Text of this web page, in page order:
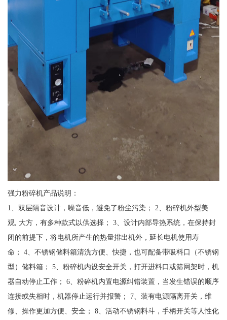
强力粉碎机产品说明：
1、双层隔音设计，噪音低，避免了粉尘污染； 2、粉碎机外型美
观, 大方，有多种款式以供选择； 3、设计内部导热系统，在保持封
闭的前提下，将电机所产生的热量排出机外，延长电机使用寿
命； 4、不锈钢储料箱清洗方便、快捷，也可配备带吸料口（不锈钢
型）储料箱； 5、粉碎机内设安全开关，打开进料口或筛网架时，机
器自动停止工作； 6、粉碎机内置电源纠错装置，当发生错误的顺序
连接或失相时，机器停止运行并报警； 7、装有电源隔离开关，维
修、操作更加方便、安全； 8、活动不锈钢料斗，手柄开关等人性化